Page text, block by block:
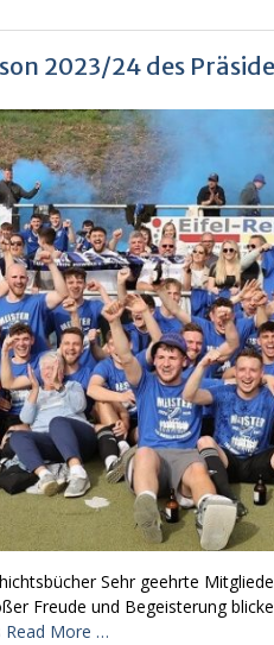
2023/24 des
Sehr geehrte
Freude und Begeisterung
Read More …